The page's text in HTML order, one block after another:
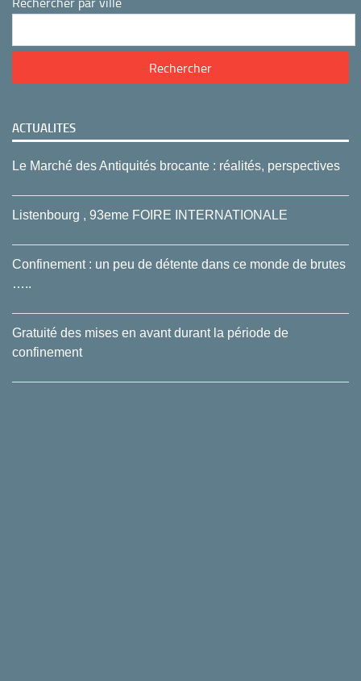
ACTUALITES
Le Marché des Antiquités brocante : réalités, perspectives
Listenbourg , 93eme FOIRE INTERNATIONALE
Confinement : un peu de détente dans ce monde de brutes
…..
Gratuité des mises en avant durant la période de
confinement